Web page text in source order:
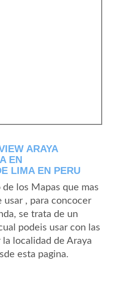
ARAYA
EN
LIMA EN PERU
los Mapas que mas
usar , para concocer
se trata de un
podeis usar con las
localidad de Araya
esta pagina.